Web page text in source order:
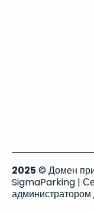
2025 © Домен
SigmaParking |